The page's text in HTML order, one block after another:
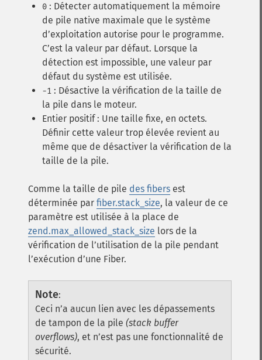
0 : Détecter automatiquement la mémoire
de pile native maximale que le système
d’exploitation autorise pour le programme.
C’est la valeur par défaut. Lorsque la
détection est impossible, une valeur par
défaut du système est utilisée.
-1 : Désactive la vérification de la taille de
la pile dans le moteur.
Entier positif : Une taille fixe, en octets.
Définir cette valeur trop élevée revient au
même que de désactiver la vérification de la
taille de la pile.
Comme la taille de pile des fibers est
déterminée par fiber.stack_size, la valeur de ce
paramètre est utilisée à la place de
zend.max_allowed_stack_size lors de la
vérification de l’utilisation de la pile pendant
l’exécution d’une Fiber.
Note:
Ceci n’a aucun lien avec les dépassements
de tampon de la pile (stack buffer
overflows), et n’est pas une fonctionnalité de
sécurité.